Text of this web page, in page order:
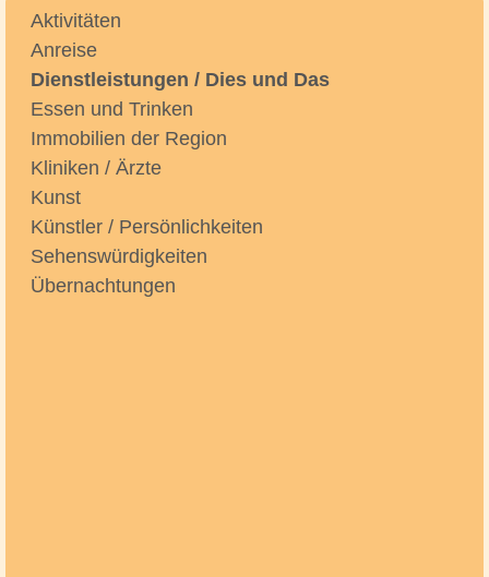
Aktivitäten
Anreise
Dienstleistungen / Dies und Das
Essen und Trinken
Immobilien der Region
Kliniken / Ärzte
Kunst
Künstler / Persönlichkeiten
Sehenswürdigkeiten
Übernachtungen